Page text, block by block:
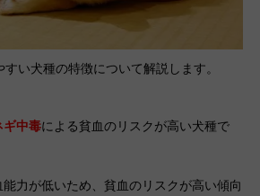
い犬種の特徴について解説します。
ギ中毒による貧血のリスクが高い犬種で
力が低いため、貧血のリスクが高い傾向